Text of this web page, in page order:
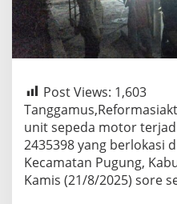
Post Views: 1,603
unit sepeda motor
2435398 yang berlokasi
Kecamatan Pugung,
Kamis (21/8/2025) sore